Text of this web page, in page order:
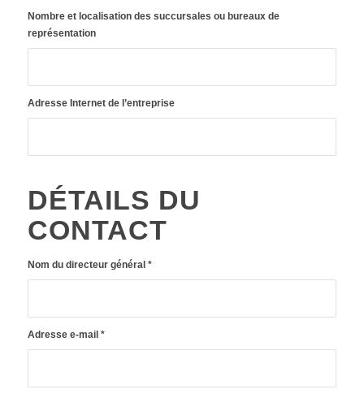
Nombre et localisation des succursales ou bureaux de
représentation
Adresse Internet de l’entreprise
DÉTAILS DU
CONTACT
Nom du directeur général *
Adresse e-mail *